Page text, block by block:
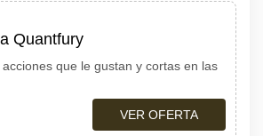
Quantfury
que le gustan y cortas en las
VER OFERTA